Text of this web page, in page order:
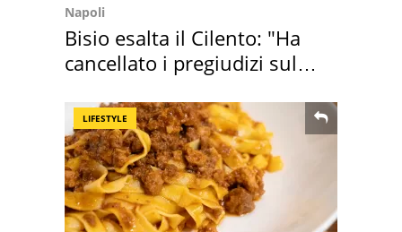
Napoli
Bisio esalta il Cilento: "Ha
cancellato i pregiudizi sul
LIFESTYLE